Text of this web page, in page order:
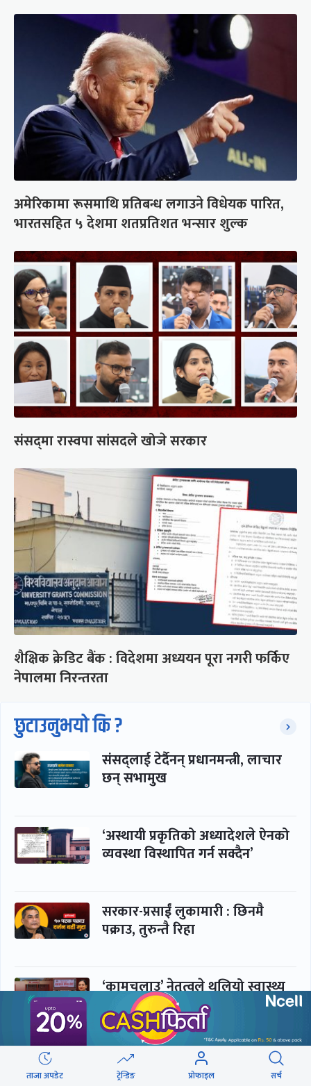
अमेरिकामा रूसमाथि प्रतिबन्ध लगाउने विधेयक पारित,
भारतसहित ५ देशमा शतप्रतिशत भन्सार शुल्क
संसद्‍मा रास्वपा सांसदले खोजे सरकार
शैक्षिक क्रेडिट बैंक : विदेशमा अध्ययन पूरा नगरी फर्किए
नेपालमा निरन्तरता
छुटाउनुभयो कि ?
संसद्लाई टेर्दैनन् प्रधानमन्त्री, लाचार
छन् सभामुख
‘अस्थायी प्रकृतिको अध्यादेशले ऐनको
व्यवस्था विस्थापित गर्न सक्दैन’
सरकार-प्रसाईं लुकामारी : छिनमै
पक्राउ, तुरुन्तै रिहा
‘कामचलाउ’ नेतृत्वले थलियो स्वास्थ्य
क्षेत्र
पूर्णबहादुर-शेखर : पार्टी सभापति
ताक्थे, विभाजनको संघारमा
ताजा अपडेट ट्रेन्डिङ प्रोफाइल सर्च